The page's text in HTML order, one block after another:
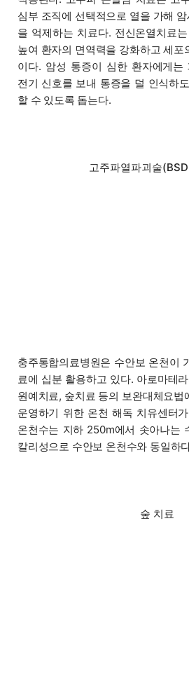
심부 조직에 선택적으로 열을 가해
을 억제하는 치료다. 전신온열치료
높여 환자의 면역력을 강화하고 세포
이다. 암성 통증이 심한 환자에게는
전기 신호를 보내 통증을 덜 인식하
할 수 있도록 돕는다.
고주파열파괴술
충주통합의료병원은 수안보 온천이
료에 십분 활용하고 있다. 아로마테
원예치료, 숲치료 등의 보완대체요법
운영하기 위한 온천 해독 치유센터
온천수는 지하 250m에서 솟아나는
칼리성으로 수안보 온천수와 동일하
숲 치료